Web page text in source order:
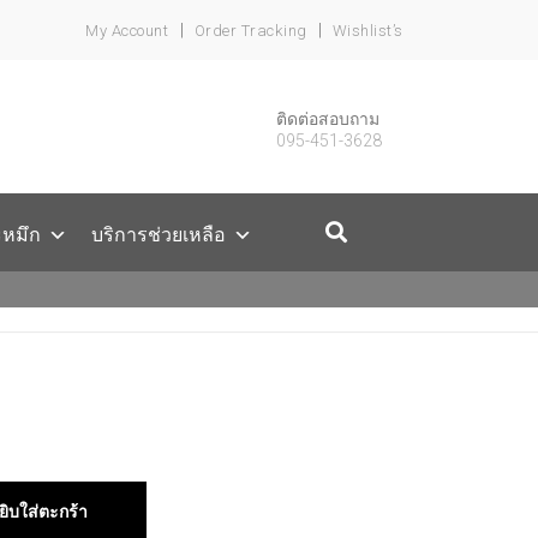
My Account Order Tracking Wishlist’s
ติดต่อสอบถาม
095-451-3628
หมึก บริการช่วยเหลือ
บใส่ตะกร้า